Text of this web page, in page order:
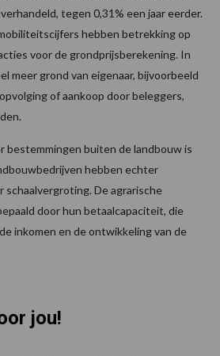
tegen 0,31% een jaar eerder.
hebben betrekking op
voor de grondprijsberekening. In
meer grond van eigenaar, bijvoorbeeld
of aankoop door beleggers,
bestemmingen buiten de landbouw is
hebben echter
schaalvergroting. De agrarische
door hun betaalcapaciteit, die
inkomen en de ontwikkeling van de
jou!